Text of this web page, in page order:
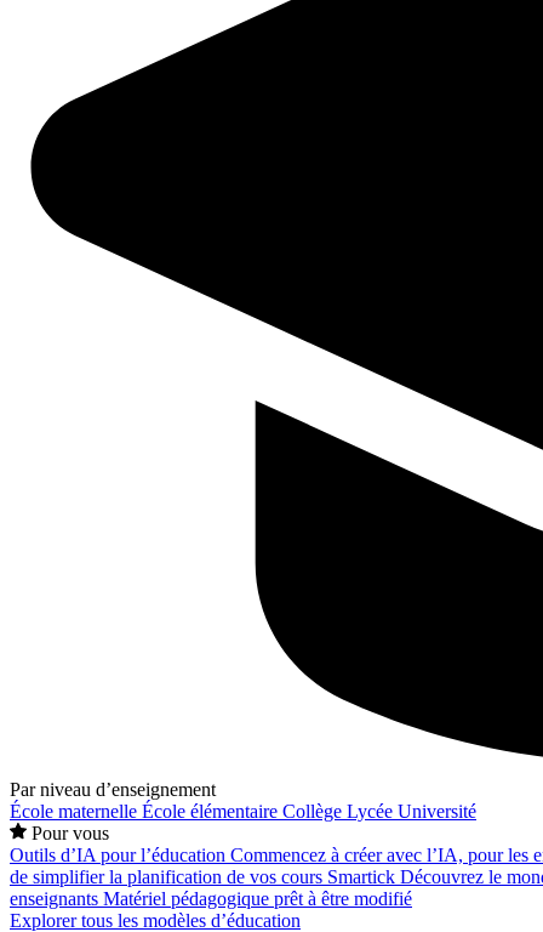
Par niveau d’enseignement
École maternelle École élémentaire Collège Lycée Université
Pour vous
Outils d’IA pour l’éducation Commencez à créer avec l’IA, pour les
de simplifier la planification de vos cours Smartick Découvrez le
enseignants Matériel pédagogique prêt à être modifié
Explorer tous les modèles d’éducation